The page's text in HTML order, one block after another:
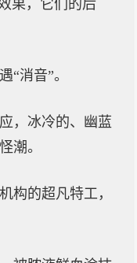
果，它们的后
“消音”。
，冰冷的、幽蓝
潮。
构的超凡特工，